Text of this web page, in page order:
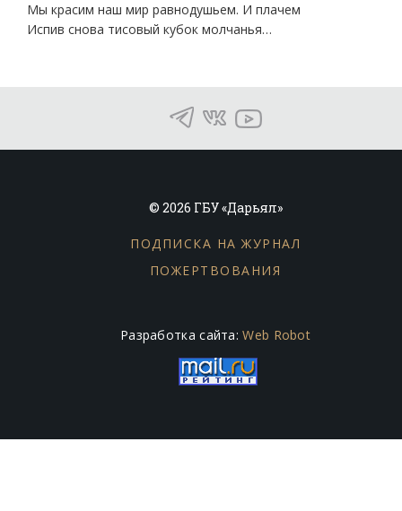
Мы красим наш мир равнодушьем. И плачем
Испив снова тисовый кубок молчанья…
© 2026 ГБУ «Дарьял»
ПОДПИСКА НА ЖУРНАЛ
ПОЖЕРТВОВАНИЯ
Разработка сайта:Web Robot